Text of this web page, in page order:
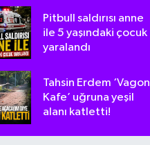
Pitbull saldırısı anne
ile 5 yaşındaki çocuk
yaralandı
Tahsin Erdem ‘Vagon
Kafe’ uğruna yeşil
alanı katletti!